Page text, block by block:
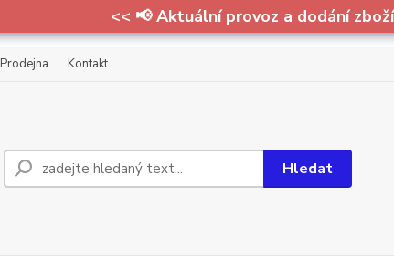
<< 📢 Aktuální provoz a dodání
Prodejna Kontakt
Hledat